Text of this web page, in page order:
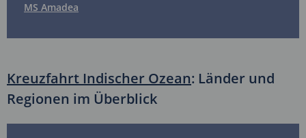
MS Amadea
Kreuzfahrt Indischer Ozean: Länder und
Regionen im Überblick